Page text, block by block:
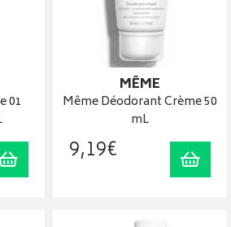
01
Ajouter au panier
MÊME
Même Déodorant Crème 50
mL
9,19€